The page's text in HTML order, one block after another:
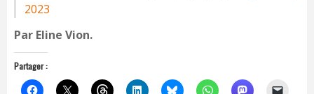
2023
Par Eline Vion.
Partager :